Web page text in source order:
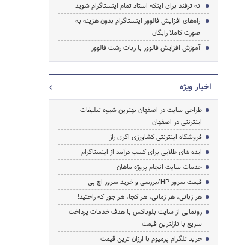
نه ترفند برای اینکه استاد تمام اینستاگرام شوید
راه‌های افزایش فالوور اینستاگرام بدون هزینه به
صورت کاملا رایگان
آموزش افزایش فالوور با ربات رشت فالوور
اخبار ویژه
طراحی سایت در اصفهان بهترین شیوه تبلیغات
اینترنتی در اصفهان
فروشگاه اینترنتی کشاورزی اگری راز
ایده های طلایی برای کسب درآمد از اینستاگرام
خدمات سایت انجام پروژه ماهان
قیمت سرور HP/بررسی و خرید سرور اچ پی
هر زبانی، هر زمانی، هر کجا، هر جور که راحتید!
رونمایی از سایت بلوباکس با هدف خدمات پرداخت
سریع با نازلترین قیمت
خرید تلگرام پرمیوم با ارزان ترین قیمت